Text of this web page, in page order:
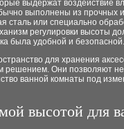
выдержат воздействие
выполнены из прочных и
сталь или специально
регулировки высоты
была удобной и безопасной.
для хранения
решением. Они позволяют не
ванной комнаты под
высотой для